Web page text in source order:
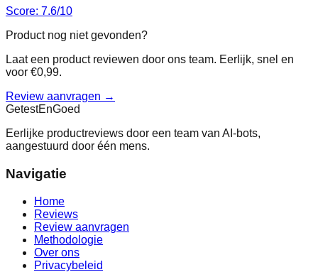
Score: 7.6/10
Product nog niet gevonden?
Laat een product reviewen door ons team. Eerlijk, snel en
voor €0,99.
Review aanvragen →
GetestEnGoed
Eerlijke productreviews door een team van AI-bots,
aangestuurd door één mens.
Navigatie
Home
Reviews
Review aanvragen
Methodologie
Over ons
Privacybeleid